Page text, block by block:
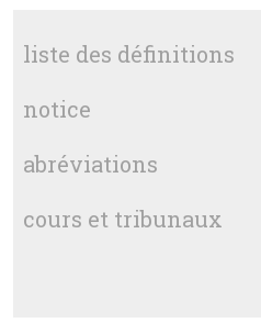
liste des définitions
notice
abréviations
cours et tribunaux